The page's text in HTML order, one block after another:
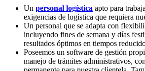
Un personal logística apto para
exigencias de logística que requiera
Un personal que se adapta con
incluyendo fines de semana y días
resultados óptimos en tiempos
Poseemos un software de gestión
manejo de trámites administrativos,